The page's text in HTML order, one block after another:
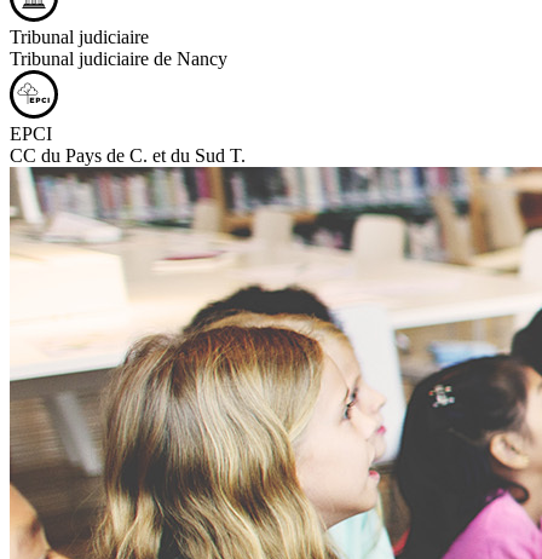
Tribunal judiciaire
Tribunal judiciaire de Nancy
EPCI
CC du Pays de C. et du Sud T.